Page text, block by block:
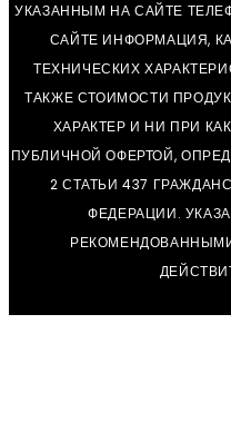
УКАЗАННЫМ НА САЙТЕ
САЙТЕ ИНФОРМАЦИЯ,
ТЕХНИЧЕСКИХ
ТАКЖЕ СТОИМОСТИ
ХАРАКТЕР И НИ ПРИ
ПУБЛИЧНОЙ ОФЕРТОЙ,
2 СТАТЬИ 437
ФЕДЕРАЦИИ.